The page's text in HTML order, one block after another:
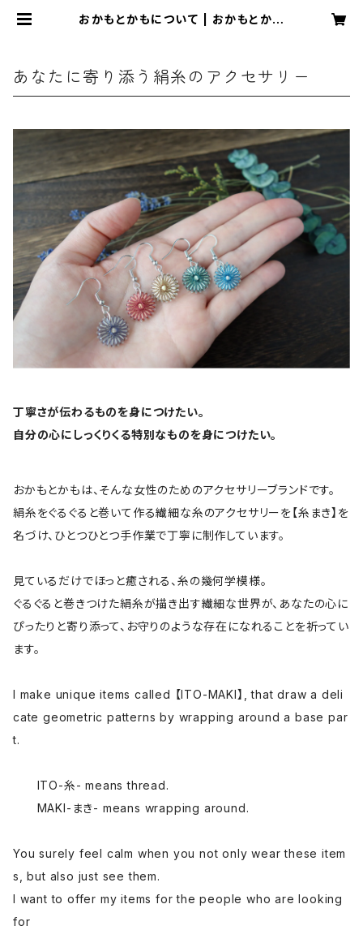
おかもとかもについて | おかもとかも
あなたに寄り添う絹糸のアクセサリー
丁寧さが伝わるものを身につけたい。
自分の心にしっくりくる特別なものを身につけたい。
おかもとかもは、そんな女性のためのアクセサリーブランドです。
絹糸をぐるぐると巻いて作る繊細な糸のアクセサリーを【糸まき】を
名づけ、ひとつひとつ手作業で丁寧に制作しています。
見ているだけでほっと癒される、糸の幾何学模様。
ぐるぐると巻きつけた絹糸が描き出す繊細な世界が、あなたの心に
ぴったりと寄り添って、お守りのような存在になれることを祈ってい
ます。
I make unique items called 【ITO-MAKI】, that draw a deli
cate geometric patterns by wrapping around a base par
t.
ITO-糸- means thread.
MAKI-まき- means wrapping around.
You surely feel calm when you not only wear these item
s, but also just see them.
I want to offer my items for the people who are looking
for